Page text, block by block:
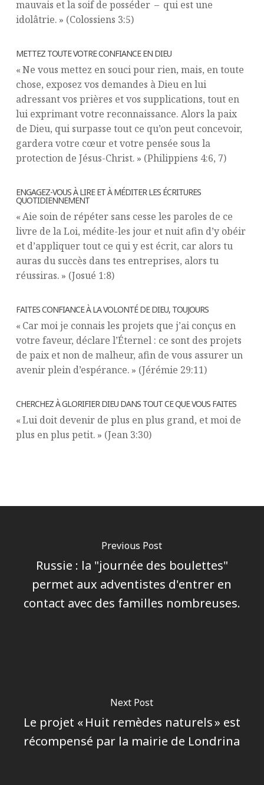
mauvais et la soif de posséder – qui est une
idolâtrie. » (Colossiens 3:5)
METTEZ TOUTE VOTRE CONFIANCE EN DIEU
« Ne vous mettez en souci pour rien, mais, en toute
chose, exposez vos demandes à Dieu en lui
adressant vos prières et vos supplications, tout en
lui exprimant votre reconnaissance. Alors la paix
de Dieu, qui surpasse tout ce qu’on peut concevoir,
gardera votre cœur et votre pensée sous la
protection de Jésus-Christ. » (Philippiens 4:6, 7)
ENGAGEZ-VOUS À LIRE ET À MÉDITER LES ÉCRITURES
QUOTIDIENNEMENT
« Aie soin de répéter sans cesse les paroles de ce
livre de la Loi, médite-les jour et nuit afin d’y obéir
et d’appliquer tout ce qui y est écrit, car alors tu
auras du succès dans tes entreprises, alors tu
réussiras. » (Josué 1:8)
FAITES CONFIANCE À LA VOLONTÉ DE DIEU, TOUJOURS
« Car moi je connais les projets que j’ai conçus en
votre faveur, déclare l’Éternel : ce sont des projets
de paix et non de malheur, afin de vous assurer un
avenir plein d’espérance. » (Jérémie 29:11)
CHERCHEZ À GLORIFIER DIEU DANS TOUT CE QUE VOUS FAITES
« Lui doit devenir de plus en plus grand, et moi de
plus en plus petit. » (Jean 3:30)
Previous Post
Russie : la "journée des boulettes"
permet aux adventistes d'entrer en
contact avec des familles nombreuses.
Next Post
Le projet « Huit remèdes naturels » est
récompensé par la mairie de Londrina